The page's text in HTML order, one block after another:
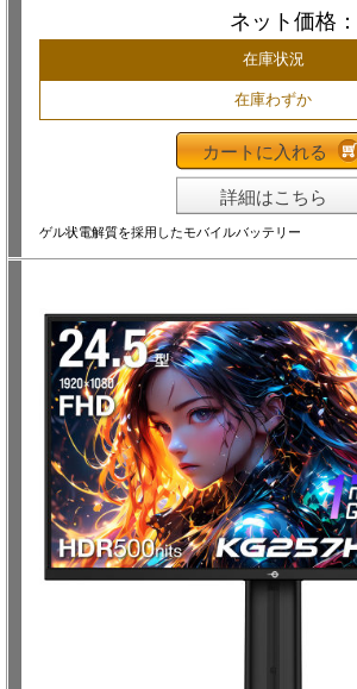
ネット価格：
在庫状況
在庫わずか
カートに入れる
詳細はこちら
ゲル状電解質を採用したモバイルバッテリー